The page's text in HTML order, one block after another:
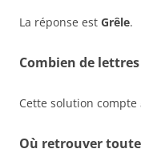
La réponse est Grêle.
Combien de
Cette solution compte
Où retrouver